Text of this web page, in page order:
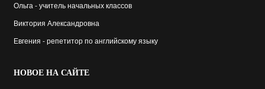
Ольга - учитель начальных классов
Виктория Александровна
Евгения - репетитор по английскому языку
НОВОЕ НА САЙТЕ